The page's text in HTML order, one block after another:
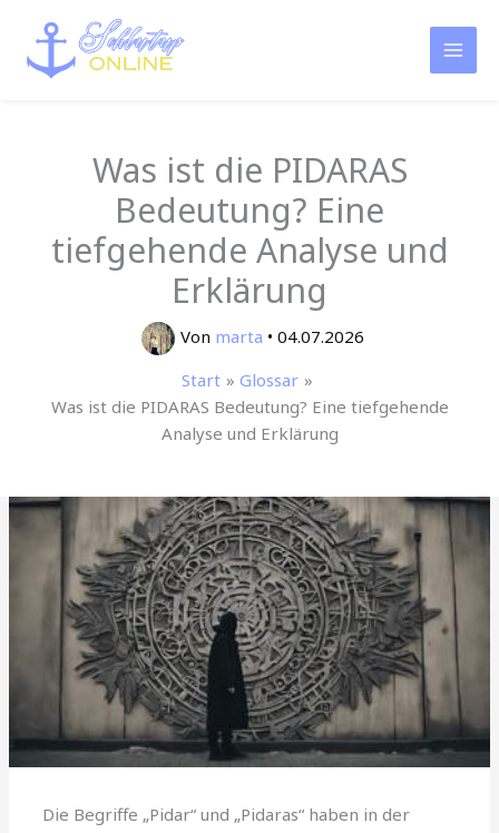
Inhalt
springen
Was ist die PIDARAS
Bedeutung? Eine
tiefgehende Analyse und
Erklärung
Von marta • 04.07.2026
Start
Glossar
Was ist die PIDARAS Bedeutung? Eine tiefgehende
Analyse und Erklärung
Die Begriffe „Pidar“ und „Pidaras“ haben in der